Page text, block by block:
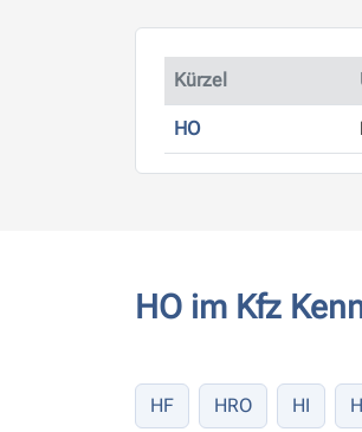
Kürzel
HO
HO im Kfz
HF HRO HI